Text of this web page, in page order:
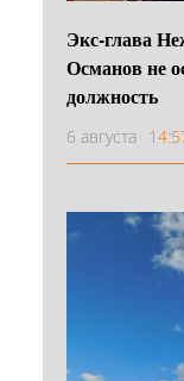
Экс-глава
Османов не
должность
6 августа